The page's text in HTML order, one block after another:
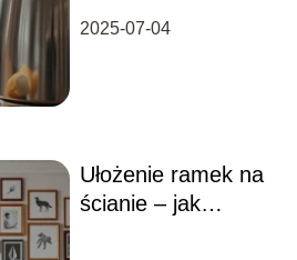
2025-07-04
Ułożenie ramek na
ścianie – jak